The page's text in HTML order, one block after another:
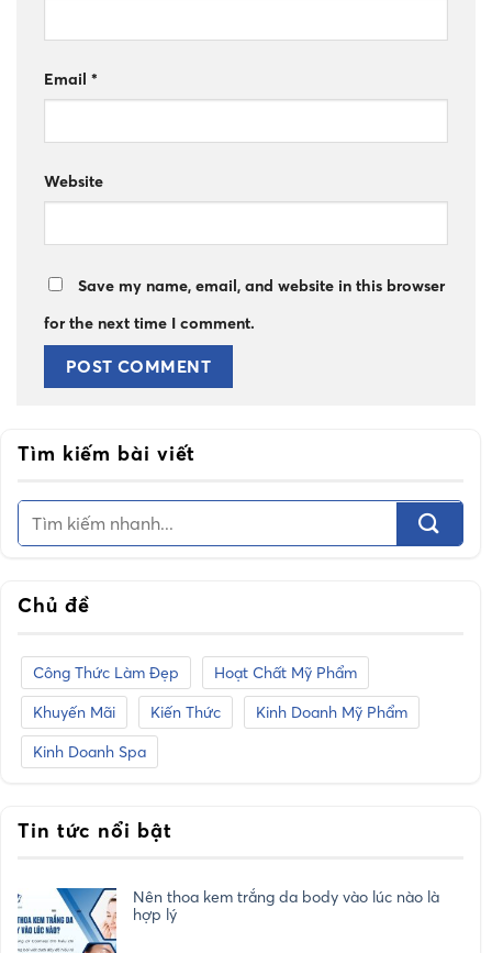
Email *
Website
Save my name, email, and website in this browser
for the next time I comment.
Tìm kiếm bài viết
Chủ đề
Công Thức Làm Đẹp
Hoạt Chất Mỹ Phẩm
Khuyến Mãi
Kiến Thức
Kinh Doanh Mỹ Phẩm
Kinh Doanh Spa
Tin tức nổi bật
Nên thoa kem trắng da body vào lúc nào là
hợp lý